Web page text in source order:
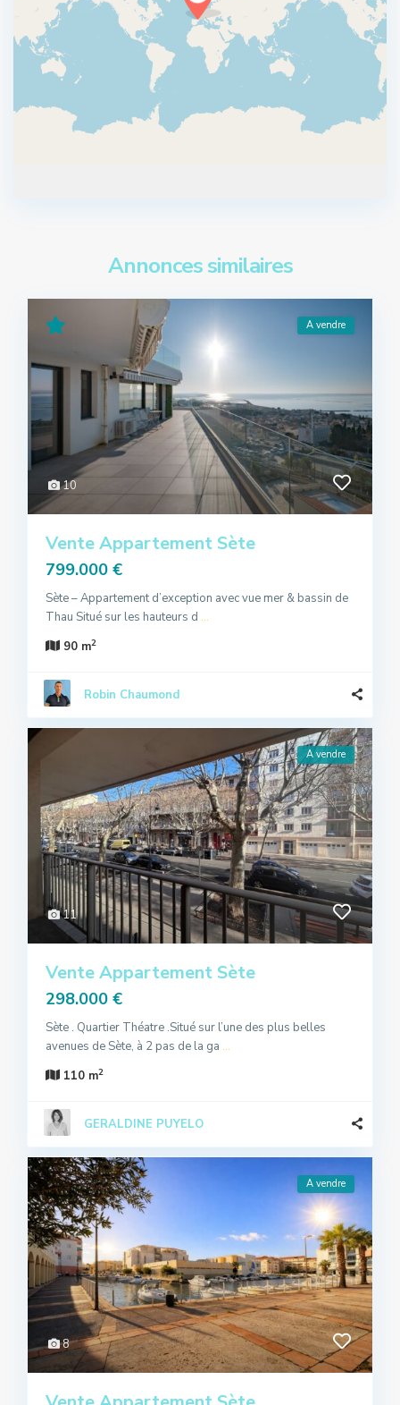
Annonces similaires
10
A vendre
Vente Appartement Sète
799.000 €
Sète – Appartement d’exception avec vue mer & bassin de
Thau Situé sur les hauteurs d ...
90 m2
Robin Chaumond
11
A vendre
Vente Appartement Sète
298.000 €
Sète . Quartier Théatre .Situé sur l’une des plus belles
avenues de Sète, à 2 pas de la ga ...
110 m2
GERALDINE PUYELO
8
A vendre